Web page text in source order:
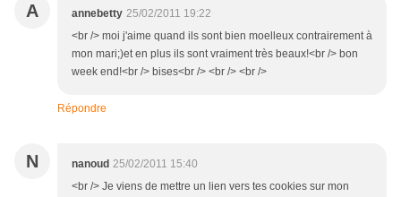
A annebetty 25/02/2011 19:22
<br /> moi j'aime quand ils sont bien moelleux contrairement à
mon mari;)et en plus ils sont vraiment très beaux!<br /> bon
week end!<br /> bises<br /> <br /> <br />
Répondre
N nanoud 25/02/2011 15:40
<br /> Je viens de mettre un lien vers tes cookies sur mon